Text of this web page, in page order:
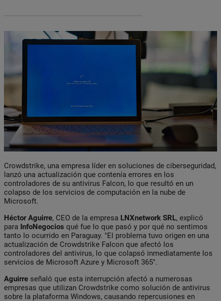
Crowdstrike, una empresa líder en soluciones de ciberseguridad,
lanzó una actualización que contenía errores en los
controladores de su antivirus Falcon, lo que resultó en un
colapso de los servicios de computación en la nube de
Microsoft.
Héctor Aguirre, CEO de la empresa LNXnetwork SRL, explicó
para InfoNegocios qué fue lo que pasó y por qué no sentimos
tanto lo ocurrido en Paraguay. "El problema tuvo origen en una
actualización de Crowdstrike Falcon que afectó los
controladores del antivirus, lo que colapsó inmediatamente los
servicios de Microsoft Azure y Microsoft 365".
Aguirre señaló que esta interrupción afectó a numerosas
empresas que utilizan Crowdstrike como solución de antivirus
sobre la plataforma Windows, causando repercusiones en